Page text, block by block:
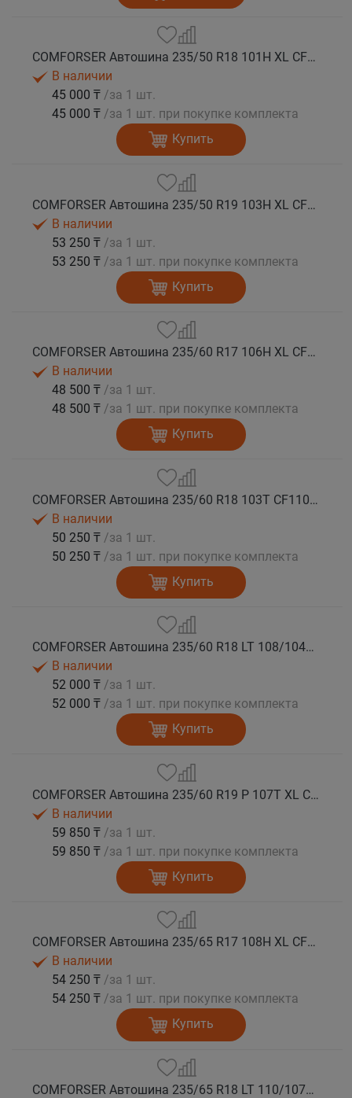
COMFORSER Автошина 235/50 R18 101H XL CF1100 RWL лето
В наличии
45 000 ₸ /за 1 шт.
45 000 ₸ /за 1 шт. при покупке комплекта
Купить
COMFORSER Автошина 235/50 R19 103H XL CF1100 лето
В наличии
53 250 ₸ /за 1 шт.
53 250 ₸ /за 1 шт. при покупке комплекта
Купить
COMFORSER Автошина 235/60 R17 106H XL CF1100 RWL лето
В наличии
48 500 ₸ /за 1 шт.
48 500 ₸ /за 1 шт. при покупке комплекта
Купить
COMFORSER Автошина 235/60 R18 103T CF1100 RWL лето
В наличии
50 250 ₸ /за 1 шт.
50 250 ₸ /за 1 шт. при покупке комплекта
Купить
COMFORSER Автошина 235/60 R18 LT 108/104S CF1100 8PR RWL лето
В наличии
52 000 ₸ /за 1 шт.
52 000 ₸ /за 1 шт. при покупке комплекта
Купить
COMFORSER Автошина 235/60 R19 P 107T XL CF1100 RWL лето
В наличии
59 850 ₸ /за 1 шт.
59 850 ₸ /за 1 шт. при покупке комплекта
Купить
COMFORSER Автошина 235/65 R17 108H XL CF1100 OWL лето
В наличии
54 250 ₸ /за 1 шт.
54 250 ₸ /за 1 шт. при покупке комплекта
Купить
COMFORSER Автошина 235/65 R18 LT 110/107S CF1100 8PR RWL лето